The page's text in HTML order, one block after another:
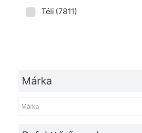
Téli (7811)
Márka